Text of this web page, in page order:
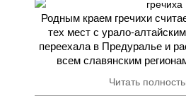
Родным краем гречихи
тех мест с урало-
переехала в Предуралье и
всем славянским
Читать